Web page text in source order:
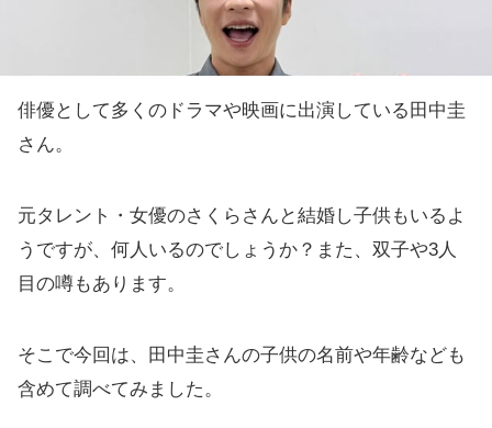
俳優として多くのドラマや映画に出演している田中圭
さん。
元タレント・女優のさくらさんと結婚し子供もいるよ
うですが、何人いるのでしょうか？また、双子や3人
目の噂もあります。
そこで今回は、田中圭さんの子供の名前や年齢なども
含めて調べてみました。